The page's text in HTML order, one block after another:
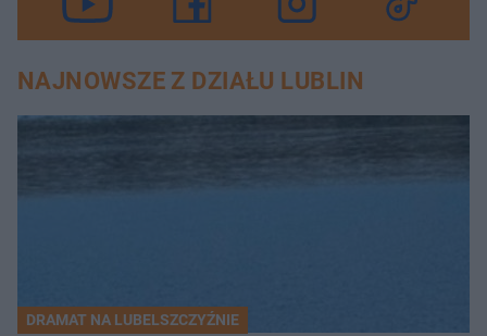
NAJNOWSZE Z DZIAŁU LUBLIN
DRAMAT NA LUBELSZCZYŹNIE